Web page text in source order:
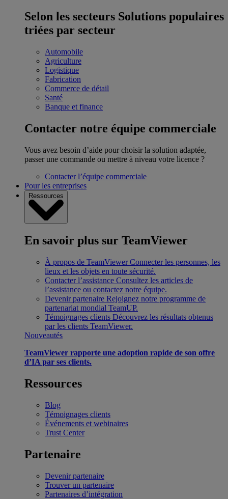
Selon les secteurs Solutions populaires
triées par secteur
Automobile
Agriculture
Logistique
Fabrication
Commerce de détail
Santé
Banque et finance
Contacter notre équipe commerciale
Vous avez besoin d’aide pour choisir la solution adaptée,
passer une commande ou mettre à niveau votre licence ?
Contacter l’équipe commerciale
Pour les entreprises
Ressources
En savoir plus sur TeamViewer
À propos de TeamViewer Connecter les personnes, les
lieux et les objets en toute sécurité.
Contacter l’assistance Consultez les articles de
l’assistance ou contactez notre équipe.
Devenir partenaire Rejoignez notre programme de
partenariat mondial TeamUP.
Témoignages clients Découvrez les résultats obtenus
par les clients TeamViewer.
Nouveautés
TeamViewer rapporte une adoption rapide de son offre
d’IA par ses clients.
Ressources
Blog
Témoignages clients
Événements et webinaires
Trust Center
Partenaire
Devenir partenaire
Trouver un partenaire
Partenaires d’intégration